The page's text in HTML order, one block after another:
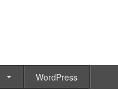
WordPress